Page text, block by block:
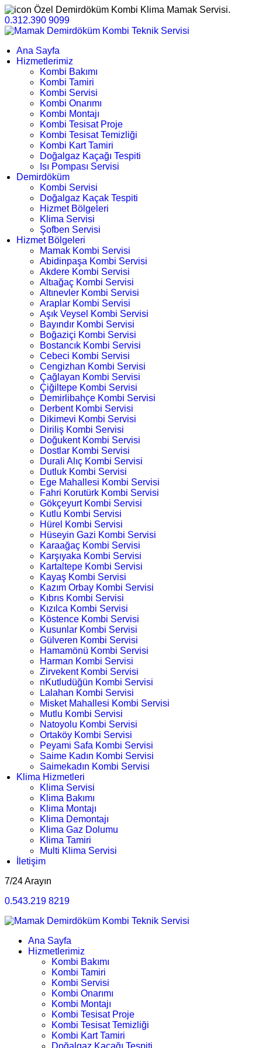
Özel Demirdöküm Kombi Klima Mamak Servisi.
0.312.390 9099
Ana Sayfa
Hizmetlerimiz
Kombi Bakımı
Kombi Tamiri
Kombi Servisi
Kombi Onarımı
Kombi Montajı
Kombi Tesisat Proje
Kombi Tesisat Temizliği
Kombi Kart Tamiri
Doğalgaz Kaçağı Tespiti
Isı Pompası Servisi
Demirdöküm
Kombi Servisi
Doğalgaz Kaçak Tespiti
Hizmet Bölgeleri
Klima Servisi
Şofben Servisi
Hizmet Bölgeleri
Mamak Kombi Servisi
Abidinpaşa Kombi Servisi
Akdere Kombi Servisi
Altıağaç Kombi Servisi
Altınevler Kombi Servisi
Araplar Kombi Servisi
Aşık Veysel Kombi Servisi
Bayındır Kombi Servisi
Boğaziçi Kombi Servisi
Bostancık Kombi Servisi
Cebeci Kombi Servisi
Cengizhan Kombi Servisi
Çağlayan Kombi Servisi
Çiğiltepe Kombi Servisi
Demirlibahçe Kombi Servisi
Derbent Kombi Servisi
Dikimevi Kombi Servisi
Diriliş Kombi Servisi
Doğukent Kombi Servisi
Dostlar Kombi Servisi
Durali Alıç Kombi Servisi
Dutluk Kombi Servisi
Ege Mahallesi Kombi Servisi
Fahri Korutürk Kombi Servisi
Gökçeyurt Kombi Servisi
Kutlu Kombi Servisi
Hürel Kombi Servisi
Hüseyin Gazi Kombi Servisi
Karaağaç Kombi Servisi
Karşıyaka Kombi Servisi
Kartaltepe Kombi Servisi
Kayaş Kombi Servisi
Kazım Orbay Kombi Servisi
Kıbrıs Kombi Servisi
Kızılca Kombi Servisi
Köstence Kombi Servisi
Kusunlar Kombi Servisi
Gülveren Kombi Servisi
Hamamönü Kombi Servisi
Harman Kombi Servisi
Zirvekent Kombi Servisi
nKutludüğün Kombi Servisi
Lalahan Kombi Servisi
Misket Mahallesi Kombi Servisi
Mutlu Kombi Servisi
Natoyolu Kombi Servisi
Ortaköy Kombi Servisi
Peyami Safa Kombi Servisi
Saime Kadın Kombi Servisi
Saimekadın Kombi Servisi
Klima Hizmetleri
Klima Servisi
Klima Bakımı
Klima Montajı
Klima Demontajı
Klima Gaz Dolumu
Klima Tamiri
Multi Klima Servisi
İletişim
7/24 Arayın
0.543.219 8219
Ana Sayfa
Hizmetlerimiz
Kombi Bakımı
Kombi Tamiri
Kombi Servisi
Kombi Onarımı
Kombi Montajı
Kombi Tesisat Proje
Kombi Tesisat Temizliği
Kombi Kart Tamiri
Doğalgaz Kaçağı Tespiti